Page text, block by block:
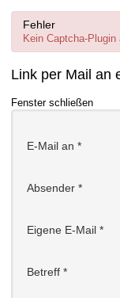
Fehler
Kein Captcha-
Link per Mail an
Fenster schließen
E-Mail an *
Absender *
Eigene E-Mail *
Betreff *